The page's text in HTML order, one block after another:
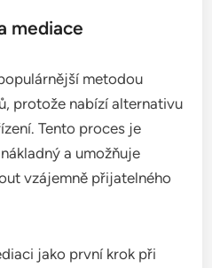
mediace
metodou
protože nabízí alternativu
Tento proces je
a umožňuje
vzájemně přijatelného
jako první krok při